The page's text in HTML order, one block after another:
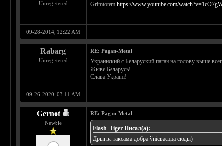
Unregistered Grimtotemhttps://www.youtube.com/
09-28-2014, 12:22 AM
Rabarg
Unregistered
RE: Pagan-Metal
Украинский с Беларуский паган на голову выше
Жывє Беларусь!
Слава Україні!
09-26-2020, 03:11 AM
Gernot
Newbie
RE: Pagan-Metal
Flash_Tiger Писал(а):
Дрыгва таксама добра ўпісваецца сюды)